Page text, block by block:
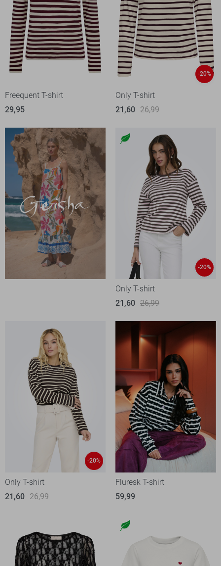
Freequent T-shirt
29,95
-20%
Only T-shirt
21,60 26,99
-20%
Only T-shirt
21,60 26,99
-20%
Only T-shirt
21,60 26,99
Fluresk T-shirt
59,99